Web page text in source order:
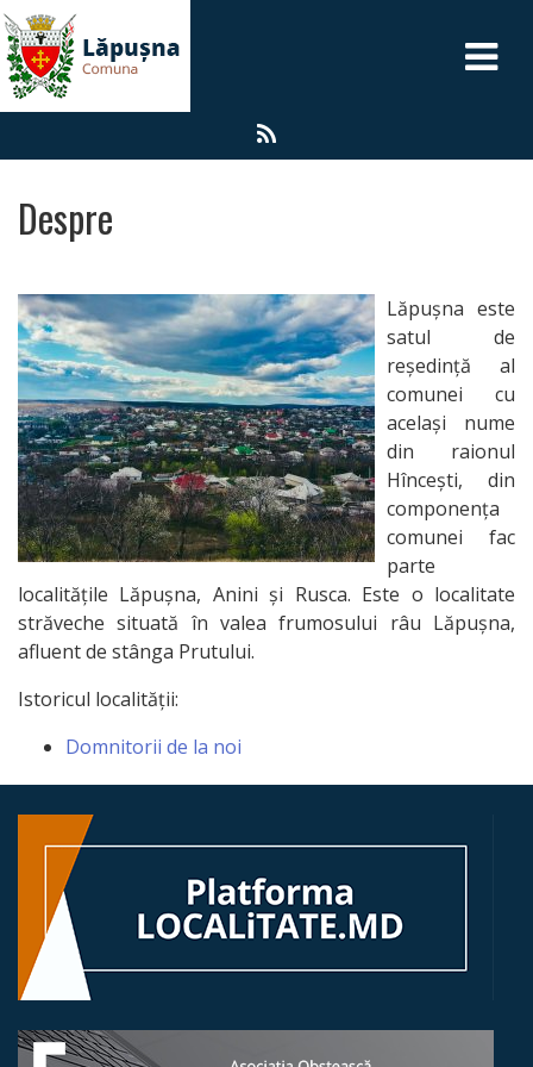
A
Transparența
Despre
Lăpușna
Harta
Primăria
Organigrama
Echipa
primăriei
Regulamentul
intern
Școala
Centrul
de
sănătate
Despre
Lăpușna este
satul de
reședință al
comunei cu
același nume
din raionul
Hîncești, din
componența
comunei fac
parte
localitățile Lăpușna, Anini și Rusca. Este o localitate
străveche situată în valea frumosului râu Lăpușna,
afluent de stânga Prutului.
Istoricul localității:
Domnitorii de la noi